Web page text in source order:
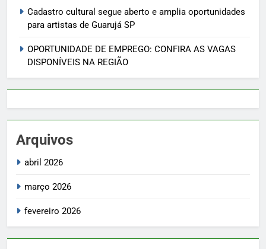
Cadastro cultural segue aberto e amplia oportunidades
para artistas de Guarujá SP
OPORTUNIDADE DE EMPREGO: CONFIRA AS VAGAS
DISPONÍVEIS NA REGIÃO
Arquivos
abril 2026
março 2026
fevereiro 2026